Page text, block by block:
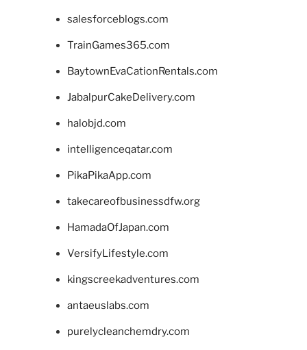
salesforceblogs.com
TrainGames365.com
BaytownEvaCationRentals.com
JabalpurCakeDelivery.com
halobjd.com
intelligenceqatar.com
PikaPikaApp.com
takecareofbusinessdfw.org
HamadaOfJapan.com
VersifyLifestyle.com
kingscreekadventures.com
antaeuslabs.com
purelycleanchemdry.com